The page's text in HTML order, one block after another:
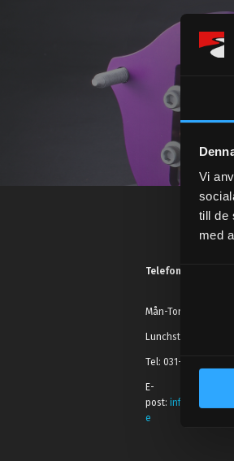
Vi
till de
med
S
m
t
Telefonsupport:
Mån-Tors: 10:30-15:00
Lunchstängt 12:00-
Tel: 031- 51 66 60
E-
post:
e